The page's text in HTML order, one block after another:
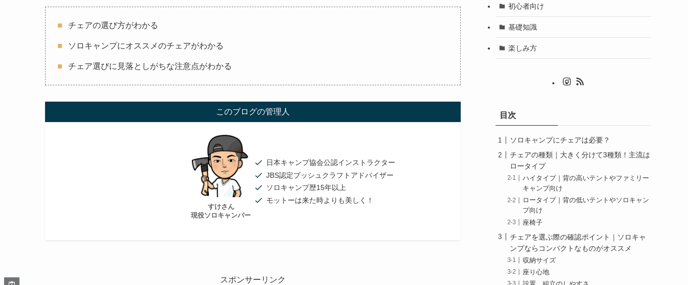
チェアの選び方がわかる
ソロキャンプにオススメのチェアがわかる
チェア選びに見落としがちな注意点がわかる
このブログの管理人
すけさん
現役ソロキャンパー
日本キャンプ協会公認インストラクター
JBS認定ブッシュクラフトアドバイザー
ソロキャンプ歴15年以上
モットーは来た時よりも美しく！
スポンサーリンク
初心者向け
基礎知識
楽しみ方
目次
ソロキャンプにチェアは必要？
チェアの種類｜大きく分けて3種類！主流は
ロータイプ
ハイタイプ｜背の高いテントやファミリー
キャンプ向け
ロータイプ｜背の低いテントやソロキャン
プ向け
座椅子
チェアを選ぶ際の確認ポイント｜ソロキャ
ンプならコンパクトなものがオススメ
収納サイズ
座り心地